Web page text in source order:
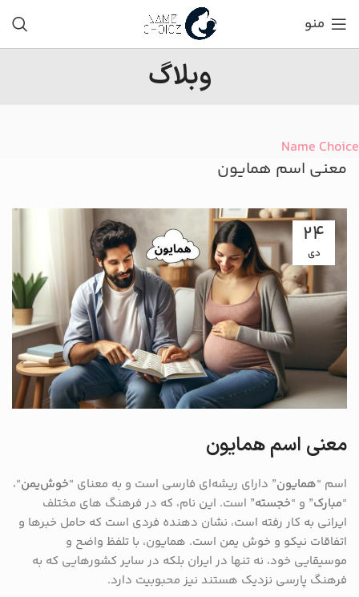
منو
وبلاگ
Name Choice
معنی اسم همایون
24
دی
معنی اسم همایون
اسم “همایون” دارای ریشه‌ای فارسی است و به معنای “خوش‌یمن“،
“مبارک” و “خجسته” است. این نام، که در فرهنگ‌ های مختلف
ایرانی به کار رفته است، نشان ‌دهنده فردی است که حامل خبرها و
اتفاقات نیکو و خوش ‌یمن است. همایون، با تلفظ واضح و
موسیقایی خود، نه تنها در ایران بلکه در سایر کشورهایی که به
فرهنگ پارسی نزدیک هستند نیز محبوبیت دارد.